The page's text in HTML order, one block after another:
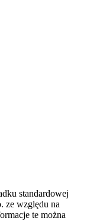
standardowej
ze względu na
te można